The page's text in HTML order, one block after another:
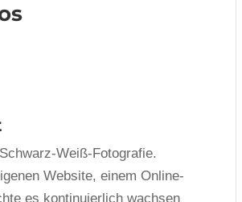
Weiß-Fotografie.
Website, einem Online-
es kontinuierlich wachsen